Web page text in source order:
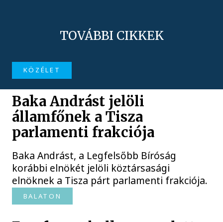
TOVÁBBI CIKKEK
KÖZÉLET
Baka Andrást jelöli
államfőnek a Tisza
parlamenti frakciója
Baka Andrást, a Legfelsőbb Bíróság
korábbi elnökét jelöli köztársasági
elnöknek a Tisza párt parlamenti frakciója.
BALATON